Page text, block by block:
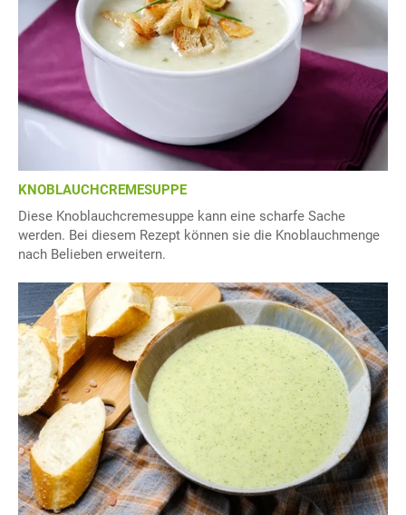
KNOBLAUCHCREMESUPPE
Diese Knoblauchcremesuppe kann eine scharfe Sache
werden. Bei diesem Rezept können sie die Knoblauchmenge
nach Belieben erweitern.